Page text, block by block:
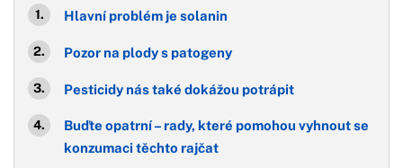
Hlavní problém je solanin
Pozor na plody s patogeny
Pesticidy nás také dokážou potrápit
Buďte opatrní – rady, které pomohou vyhnout se
konzumaci těchto rajčat